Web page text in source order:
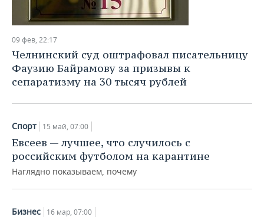
09 фев, 22:17
Челнинский суд оштрафовал писательницу
Фаузию Байрамову за призывы к
сепаратизму на 30 тысяч рублей
Спорт 15 май, 07:00
Евсеев — лучшее, что случилось с
российским футболом на карантине
Наглядно показываем, почему
Бизнес 16 мар, 07:00